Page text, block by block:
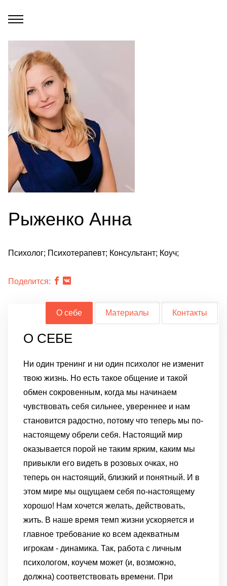
Рыженко Анна
Психолог; Психотерапевт; Консультант; Коуч;
Поделится:
О себе Материалы Контакты
О СЕБЕ
Ни один тренинг и ни один психолог не изменит
твою жизнь. Но есть такое общение и такой
обмен сокровенным, когда мы начинаем
чувствовать себя сильнее, увереннее и нам
становится радостно, потому что теперь мы по-
настоящему обрели себя. Настоящий мир
оказывается порой не таким ярким, каким мы
привыкли его видеть в розовых очках, но
теперь он настоящий, близкий и понятный. И в
этом мире мы ощущаем себя по-настоящему
хорошо! Нам хочется желать, действовать,
жить. В наше время темп жизни ускоряется и
главное требование ко всем адекватным
игрокам - динамика. Так, работа с личным
психологом, коучем может (и, возможно,
должна) соответствовать времени. При